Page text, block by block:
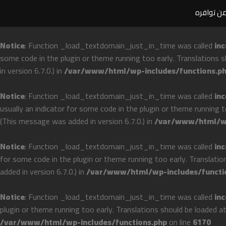
Notice: Function _load_textdomain_just_in_time was called
some code in the plugin or theme running too early. Translations
in version 6.7.0.) in/var/www/html/wp-includes/
Notice: Function _load_textdomain_just_in_time was called
usually an indicator for some code in the plugin or theme
(This message was added in version 6.7.0.) in/var/www/html/
Notice: Function _load_textdomain_just_in_time was called
for some code in the plugin or theme running too early.
added in version 6.7.0.) in/var/www/html/wp-includes/
Notice: Function _load_textdomain_just_in_time was called
plugin or theme running too early. Translations should be loaded
/var/www/html/wp-includes/functions.phpon line 6170
توافره